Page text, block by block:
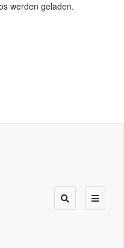
werden geladen.